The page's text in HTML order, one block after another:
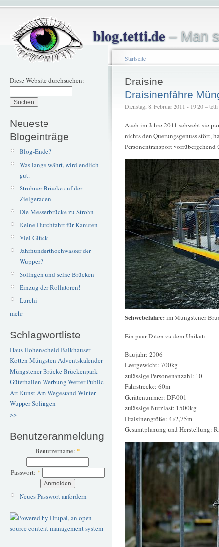
blog.tetti.de– Man
Diese Website durchsuchen:
Neueste
Blogeinträge
Blog-Ende?
Was lange währt, wird endlich
gut.
Strohner Brücke auf der
Zielgeraden
Die Messerbrücke zu Strohn
Keine Durchfahrt für Kanuten
Viel Glück
Jahrhunderthochwasser der
Wupper?
Solingen und seine Brücken
Einzug der Rollatoren!
Lurchi
mehr
Schlagwortliste
Haus Hohenscheid Balkhauser
Kotten Müngsten Adventskalender
Müngstener BrückeBrückenpark
Güterhallen Werbung WetterPublic
ArtKunstAm Wegesrand Winter
WupperSolingen
>>
Benutzeranmeldung
Benutzername: *
Passwort: *
Neues Passwort anfordern
Startseite
Draisine
Draisinenfähre
Dienstag, 8. Februar 2011 - 19:20 – tetti
Auch im Jahre 2011 schwebt sie
nichts den Querungsgenuss stört,
Personentransport
Schwebefähre: im Müngstener
Ein paar Daten zu dem Unikat:
Baujahr: 2006
Leergewicht: 700kg
zulässige Personenanzahl: 10
Fahrstrecke: 60m
Gerätenummer: DF-001
zulässige Nutzlast: 1500kg
Draisinengröße: 4×2,75m
Gesamtplanung und Herstellung: